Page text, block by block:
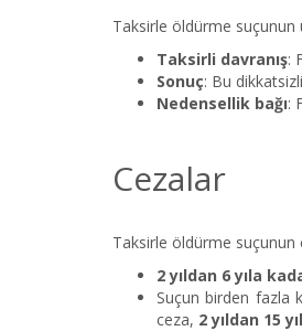
Taksirle öldürme suçunun
Taksirli davranış:
Sonuç: Bu
Nedensellik bağı:
Cezalar
Taksirle öldürme suçunun
2 yıldan 6 yıla
Suçun birden fazla
ceza, 2 yıldan 15